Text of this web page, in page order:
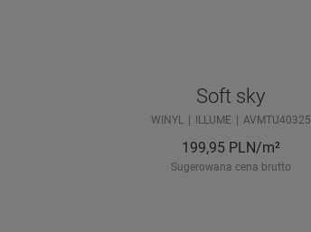
Soft sky
WINYL ILLUME AVMTU40325
199,95 PLN/m²
Sugerowana cena brutto